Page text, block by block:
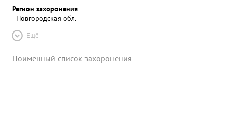
Регион захоронения
Новгородская обл.
Ещё
Поименный список захоронения